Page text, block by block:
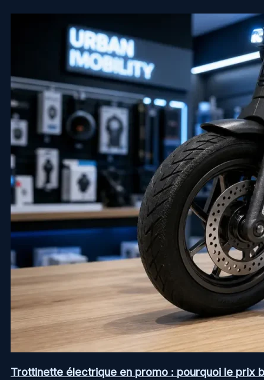
Trottinette électrique en promo : pourquoi le prix